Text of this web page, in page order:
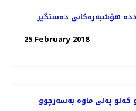
هۆشبەرەكانی دەستگیر
25 February 2018
كه‌لو په‌لی ماوه‌ به‌سه‌رچوو